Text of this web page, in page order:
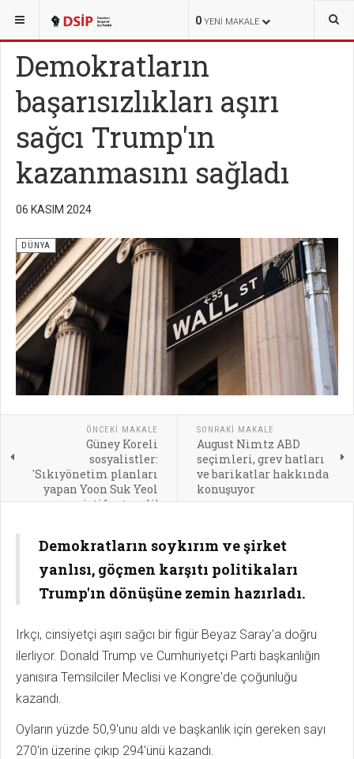
0 YENI MAKALE
BURADASINIZ: HABERLER
Demokratların
başarısızlıkları aşırı
sağcı Trump'ın
kazanmasını sağladı
06 KASIM 2024
DÜNYA
ÖNCEKI MAKALE
Güney Koreli
sosyalistler:
'Sıkıyönetim planları
yapan Yoon Suk Yeol
istifa etmeli'
SONRAKI MAKALE
August Nimtz ABD
seçimleri, grev hatları
ve barikatlar hakkında
konuşuyor
Demokratların soykırım ve şirket
yanlısı, göçmen karşıtı politikaları
Trump'ın dönüşüne zemin hazırladı.
Irkçı, cinsiyetçi aşırı sağcı bir figür Beyaz Saray'a doğru
ilerliyor. Donald Trump ve Cumhuriyetçi Parti başkanlığın
yanısıra Temsilciler Meclisi ve Kongre'de çoğunluğu
kazandı.
Oyların yüzde 50,9'unu aldı ve başkanlık için gereken sayı
270'in üzerine çıkıp 294'ünü kazandı.